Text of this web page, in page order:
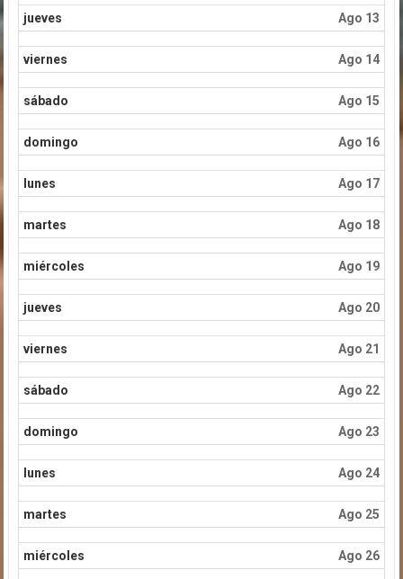
jueves Ago 13
viernes Ago 14
sábado Ago 15
domingo Ago 16
lunes Ago 17
martes Ago 18
miércoles Ago 19
jueves Ago 20
viernes Ago 21
sábado Ago 22
domingo Ago 23
lunes Ago 24
martes Ago 25
miércoles Ago 26